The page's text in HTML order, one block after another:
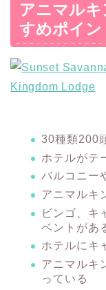
アニマル
すめポイン
30種類200
ホテルがテ
バルコニー
アニマルキ
ビンゴ、キ
ベントがあ
ホテルにキ
アニマルキ
っている